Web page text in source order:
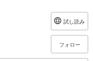
試し読み
フォロー